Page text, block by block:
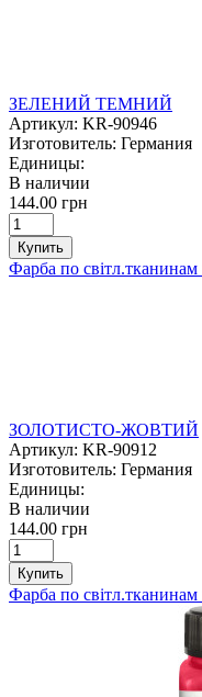
ЗЕЛЕНИЙ ТЕМНИЙ
Артикул: KR-90946
Изготовитель: Германия
Единицы:
В наличии
144.00 грн
Купить
Фарба по світл.тканинам
ЗОЛОТИСТО-ЖОВТИЙ
Артикул: KR-90912
Изготовитель: Германия
Единицы:
В наличии
144.00 грн
Купить
Фарба по світл.тканинам